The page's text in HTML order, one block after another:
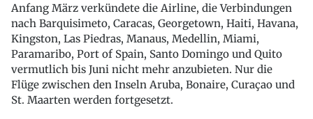
Anfang März verkündete die Airline, die Verbindungen
nach Barquisimeto, Caracas, Georgetown, Haiti, Havana,
Kingston, Las Piedras, Manaus, Medellin, Miami,
Paramaribo, Port of Spain, Santo Domingo und Quito
vermutlich bis Juni nicht mehr anzubieten. Nur die
Flüge zwischen den Inseln Aruba, Bonaire, Curaçao und
St. Maarten werden fortgesetzt.